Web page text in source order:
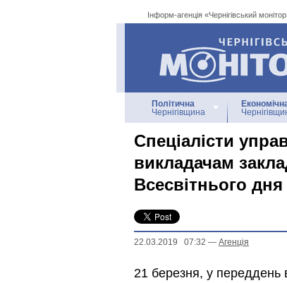
Інформ-агенція «Чернігівський
Інформ-агенція
«Чернігівський
Політична
Чернігівщина
Спеціалісти
викладачам
Всесвітнього
22.03.2019 07:32 — Агенцiя
21 березня, у переддень